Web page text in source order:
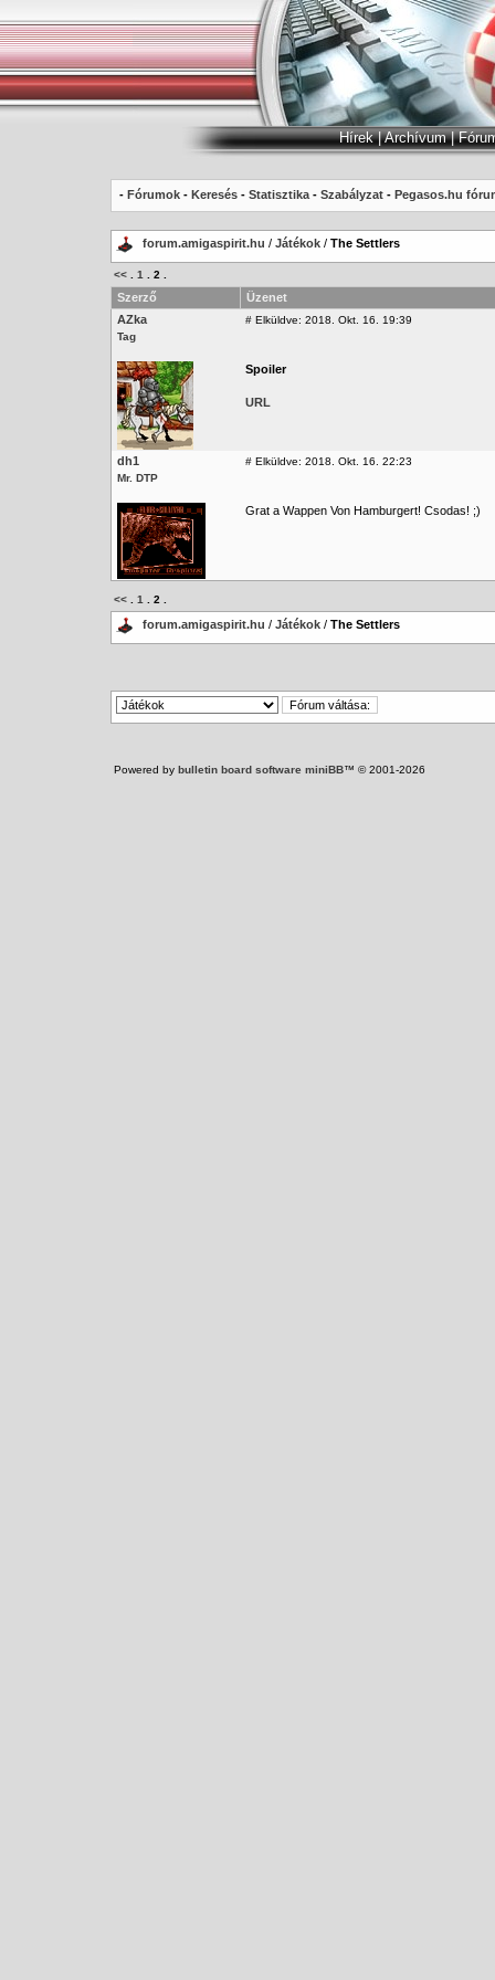
Hírek|Archívum|
- Fórumok - Keresés - Statisztika - Szabályzat - Pegasos.hu
forum.amigaspirit.hu / Játékok / The Settlers
<< 1 2
Szerző
Üzenet
AZka
Tag
# Elküldve: 2018. Okt. 16. 19:39
Spoiler
URL
dh1
Mr. DTP
# Elküldve: 2018. Okt. 16. 22:23
Grat a Wappen Von Hamburgert! Csodas! ;)
<< 1 2
forum.amigaspirit.hu / Játékok / The Settlers
Powered by bulletin board software miniBB™ © 2001-2026